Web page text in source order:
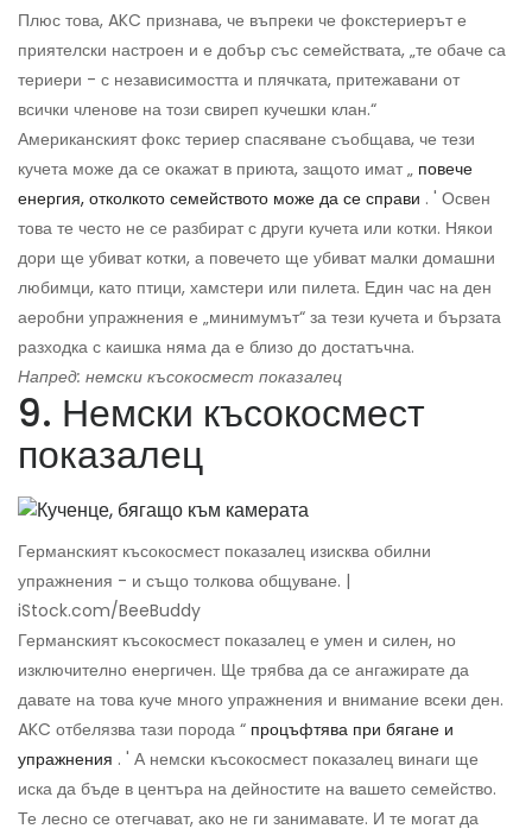
Плюс това, AKC признава, че въпреки че фокстериерът е
приятелски настроен и е добър със семействата, „те обаче са
териери - с независимостта и плячката, притежавани от
всички членове на този свиреп кучешки клан.“
Американският фокс териер спасяване съобщава, че тези
кучета може да се окажат в приюта, защото имат „ повече
енергия, отколкото семейството може да се справи . ' Освен
това те често не се разбират с други кучета или котки. Някои
дори ще убиват котки, а повечето ще убиват малки домашни
любимци, като птици, хамстери или пилета. Един час на ден
аеробни упражнения е „минимумът“ за тези кучета и бързата
разходка с каишка няма да е близо до достатъчна.
Напред: немски късокосмест показалец
9. Немски късокосмест
показалец
Германският късокосмест показалец изисква обилни
упражнения - и също толкова общуване. |
iStock.com/BeeBuddy
Германският късокосмест показалец е умен и силен, но
изключително енергичен. Ще трябва да се ангажирате да
давате на това куче много упражнения и внимание всеки ден.
AKC отбелязва тази порода “ процъфтява при бягане и
упражнения . ' А немски късокосмест показалец винаги ще
иска да бъде в центъра на дейностите на вашето семейство.
Те лесно се отегчават, ако не ги занимавате. И те могат да